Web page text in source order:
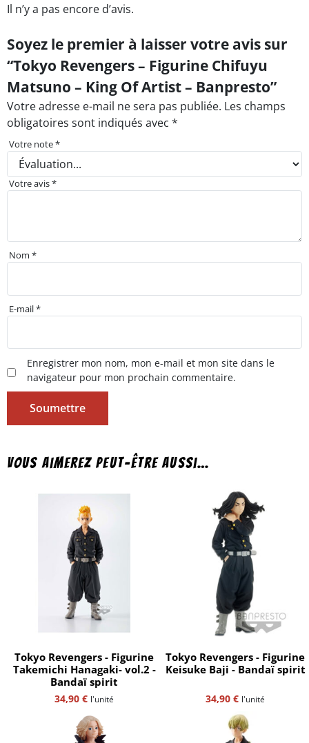
Il n’y a pas encore d’avis.
Soyez le premier à laisser votre avis sur
“Tokyo Revengers – Figurine Chifuyu
Matsuno – King Of Artist – Banpresto”
Votre adresse e-mail ne sera pas publiée. Les champs
obligatoires sont indiqués avec *
Votre note*
Votre avis*
Nom*
E-mail*
Enregistrer mon nom, mon e-mail et mon site dans le
navigateur pour mon prochain commentaire.
Vous aimerez peut-être aussi…
Tokyo Revengers - Figurine
Takemichi Hanagaki- vol.2 -
Bandaï spirit
34,90 € l'unité
Tokyo Revengers - Figurine
Keisuke Baji - Bandaï spirit
34,90 € l'unité